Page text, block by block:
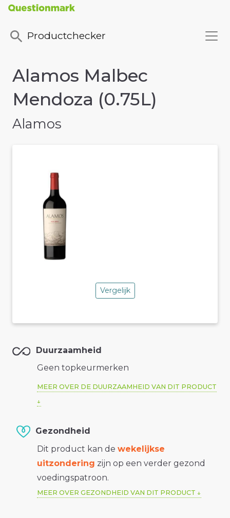
Productchecker
Alamos Malbec
Mendoza (0.75L)
Alamos
Vergelijk
Duurzaamheid
Geen topkeurmerken
MEER OVER DE DUURZAAMHEID VAN DIT PRODUCT
Gezondheid
Dit product kan de wekelijkse
uitzondering zijn op een verder gezond
voedingspatroon.
MEER OVER GEZONDHEID VAN DIT PRODUCT